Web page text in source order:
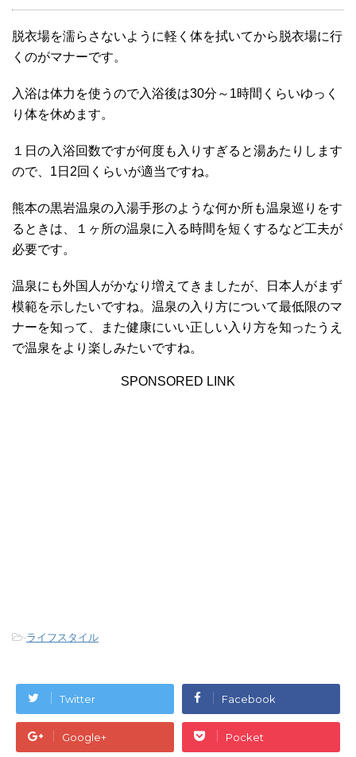
脱衣場を濡らさないように軽く体を拭いてから脱衣場に行
くのがマナーです。
入浴は体力を使うので入浴後は30分～1時間くらいゆっく
り体を休めます。
１日の入浴回数ですが何度も入りすぎると湯あたりします
ので、1日2回くらいが適当ですね。
熊本の黒岩温泉の入湯手形のような何か所も温泉巡りをす
るときは、１ヶ所の温泉に入る時間を短くするなど工夫が
必要です。
温泉にも外国人がかなり増えてきましたが、日本人がまず
模範を示したいですね。温泉の入り方について最低限のマ
ナーを知って、また健康にいい正しい入り方を知ったうえ
で温泉をより楽しみたいですね。
SPONSORED LINK
-ライフスタイル
Twitter Facebook
Google+ Pocket